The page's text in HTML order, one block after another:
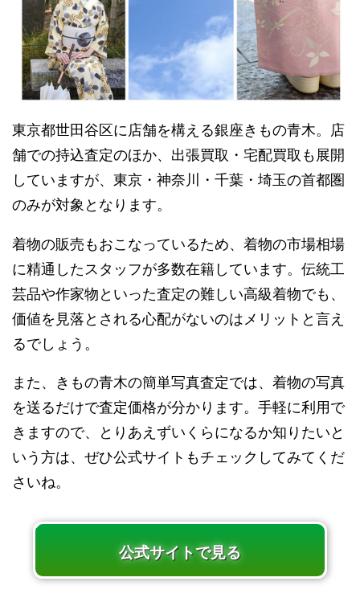
東京都世田谷区に店舗を構える銀座きもの青木。店
舗での持込査定のほか、出張買取・宅配買取も展開
していますが、東京・神奈川・千葉・埼玉の首都圏
のみが対象となります。
着物の販売もおこなっているため、着物の市場相場
に精通したスタッフが多数在籍しています。伝統工
芸品や作家物といった査定の難しい高級着物でも、
価値を見落とされる心配がないのはメリットと言え
るでしょう。
また、きもの青木の簡単写真査定では、着物の写真
を送るだけで査定価格が分かります。手軽に利用で
きますので、とりあえずいくらになるか知りたいと
いう方は、ぜひ公式サイトもチェックしてみてくだ
さいね。
公式サイトで見る